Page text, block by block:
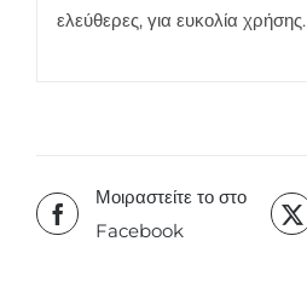
ελεύθερες, για ευκολία χρήσης.
Μοιραστείτε το στο
Facebook